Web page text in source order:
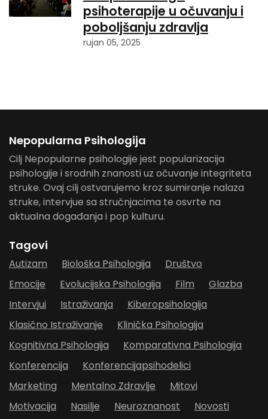
psihoterapije u očuvanju i
poboljšanju zdravlja
rujan 05, 2025
Nepopularna Psihologija
Cilj Nepopularne psihologije jest popularizacija
psihologije i srodnih znanosti uz očuvanje integriteta
struke. Ovaj cilj ostvarujemo kroz sumiranje nalaza
struke, intervjue sa stručnjacima te osvrte na
aktualna događanja i pop kulturu.
Tagovi
Autizam Biološka Psihologija
Društvo
Emocije
Evolucijska Psihologija Film
Glazba
Intervjui
Istraživanja
Kiberopsihologija
Klasično Istraživanje
Klinička Psihologija
Kognitivna Psihologija
Komparativna Psihologija
Konferencija
Konferencijapsihodelici
Marketing
Mentalno Zdravlje
Mitovi
Motivacija
Nasilje Neuroznanost
Novosti